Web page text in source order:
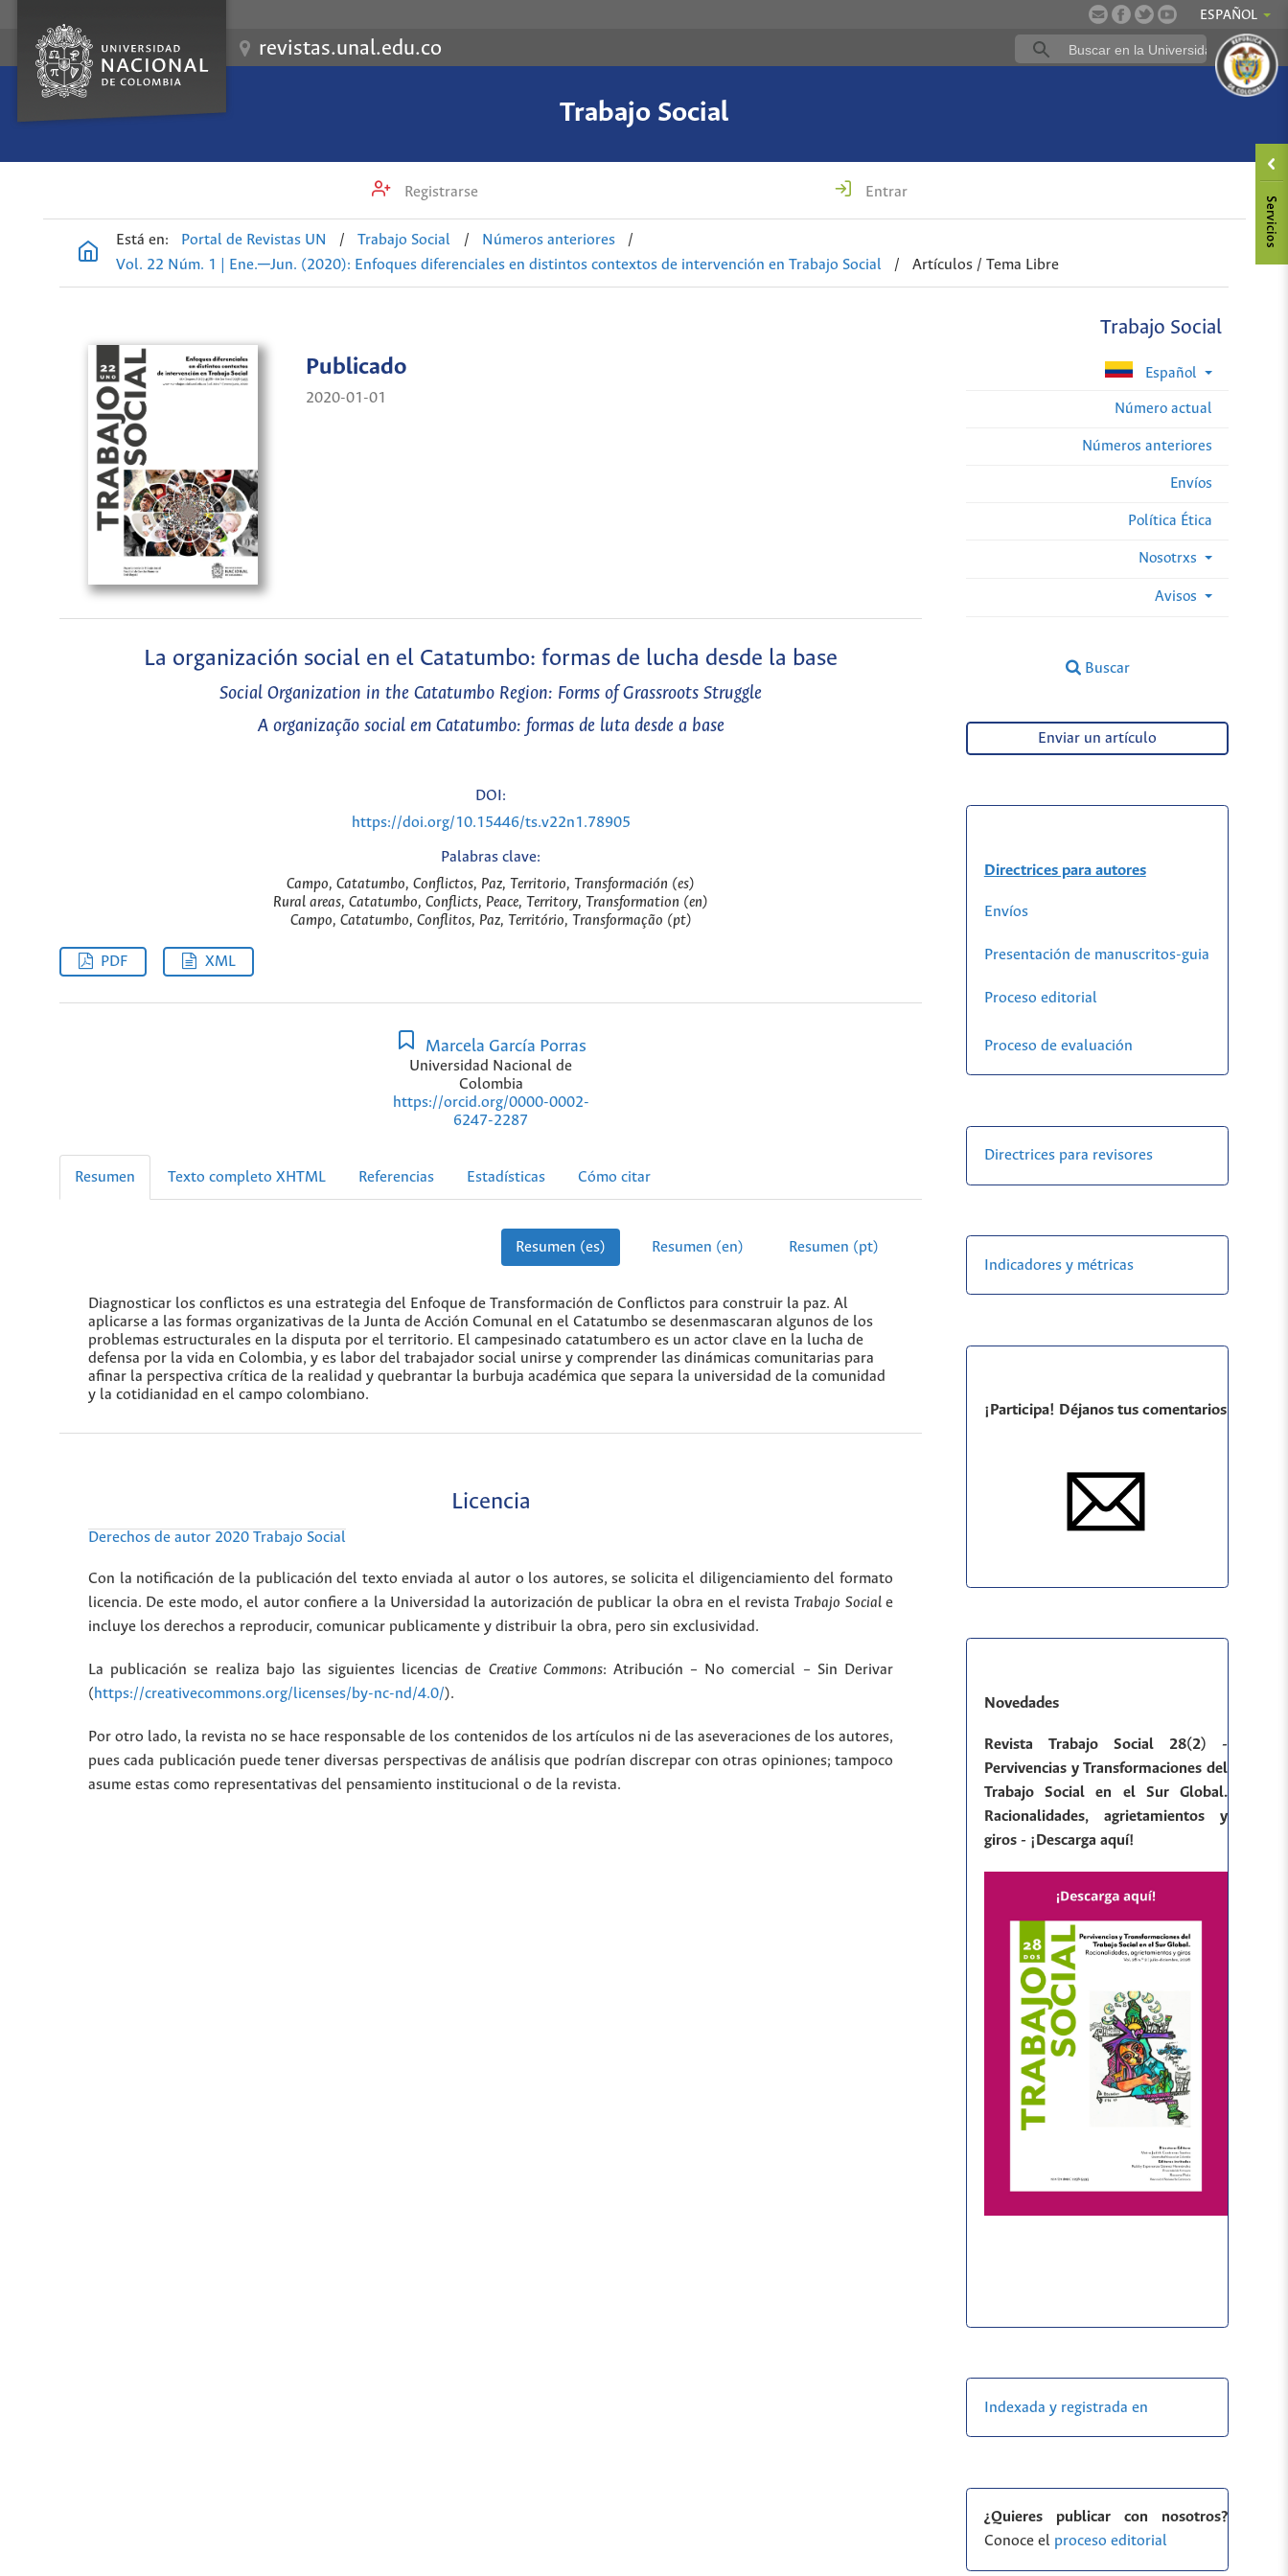
ESPAÑOL
revistas.unal.edu.co
Trabajo Social
Registrarse Entrar
Está en: Portal de Revistas UN / Trabajo Social / Números anteriores
/
Vol. 22 Núm. 1 | Ene.─Jun. (2020): Enfoques diferenciales en distintos contextos de intervención en Trabajo Social
/ Artículos / Tema Libre
Trabajo Social
Español
Número actual
Números anteriores
Envíos
Política Ética
Nosotrxs
Avisos
Buscar
Publicado
2020-01-01
La organización social en el Catatumbo: formas de lucha desde la base
Social Organization in the Catatumbo Region: Forms of Grassroots Struggle
A organização social em Catatumbo: formas de luta desde a base
DOI:
https://doi.org/10.15446/ts.v22n1.78905
Palabras clave:
Campo, Catatumbo, Conflictos, Paz, Territorio, Transformación (es)
Rural areas, Catatumbo, Conflicts, Peace, Territory, Transformation (en)
Campo, Catatumbo, Conflitos, Paz, Território, Transformação (pt)
PDF XML
Marcela García Porras
Universidad Nacional de
Colombia
https://orcid.org/0000-0002-
6247-2287
Resumen Texto completo XHTML Referencias Estadísticas Cómo citar
Resumen (es) Resumen (en) Resumen (pt)
Diagnosticar los conflictos es una estrategia del Enfoque de Transformación de Conflictos para construir la paz. Al
aplicarse a las formas organizativas de la Junta de Acción Comunal en el Catatumbo se desenmascaran algunos de los
problemas estructurales en la disputa por el territorio. El campesinado catatumbero es un actor clave en la lucha de
defensa por la vida en Colombia, y es labor del trabajador social unirse y comprender las dinámicas comunitarias para
afinar la perspectiva crítica de la realidad y quebrantar la burbuja académica que separa la universidad de la comunidad
y la cotidianidad en el campo colombiano.
Licencia
Derechos de autor 2020 Trabajo Social
Con la notificación de la publicación del texto enviada al autor o los autores, se solicita el diligenciamiento del formato
licencia. De este modo, el autor confiere a la Universidad la autorización de publicar la obra en el revistaTrabajo Sociale
incluye los derechos a reproducir, comunicar publicamente y distribuir la obra, pero sin exclusividad.
La publicación se realiza bajo las siguientes licencias de Creative Commons: Atribución – No comercial – Sin Derivar
(https://creativecommons.org/licenses/by-nc-nd/4.0/).
Por otro lado, la revista no se hace responsable de los contenidos de los artículos ni de las aseveraciones de los autores,
pues cada publicación puede tener diversas perspectivas de análisis que podrían discrepar con otras opiniones; tampoco
asume estas como representativas del pensamiento institucional o de la revista.
Enviar un artículo
Directrices para autores
Envíos
Presentación de manuscritos-guia
Proceso editorial
Proceso de evaluación
Directrices para revisores
Indicadores y métricas
¡Participa! Déjanos tus comentarios
Novedades
Revista Trabajo Social 28(2) -
Pervivencias y Transformaciones del
Trabajo Social en el Sur Global.
Racionalidades, agrietamientos y
giros - ¡Descarga aquí!
Indexada y registrada en
¿Quieres publicar con nosotros?
Conoce el proceso editorial